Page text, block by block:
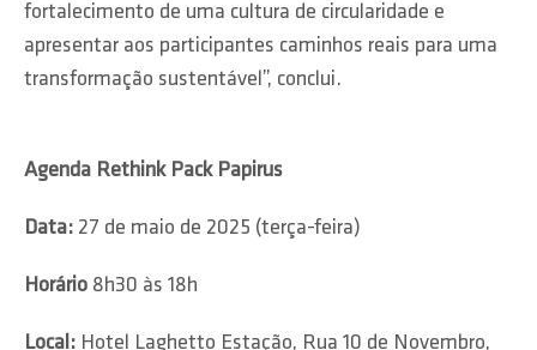
fortalecimento de uma cultura de circularidade e
apresentar aos participantes caminhos reais para uma
transformação sustentável”, conclui.
Agenda Rethink Pack Papirus
Data: 27 de maio de 2025 (terça-feira)
Horário 8h30 às 18h
Local: Hotel Laghetto Estação, Rua 10 de Novembro,